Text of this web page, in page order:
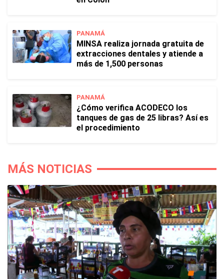
PANAMÁ
MINSA realiza jornada gratuita de
extracciones dentales y atiende a
más de 1,500 personas
PANAMÁ
¿Cómo verifica ACODECO los
tanques de gas de 25 libras? Así es
el procedimiento
MÁS NOTICIAS